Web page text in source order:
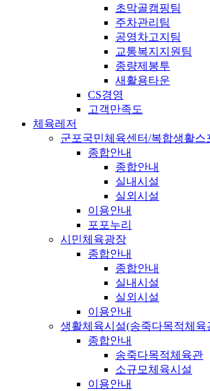
초막골캠핑팀
주차관리팀
공영차고지팀
교통복지지원팀
종량제봉투
새활용타운
CS경영
고객만족도
체육레저
군포국민체육센터/복합생활스
종합안내
종합안내
실내시설
실외시설
이용안내
포포누리
시민체육광장
종합안내
종합안내
실내시설
실외시설
이용안내
생활체육시설(송죽다목적체
종합안내
송죽다목적체육관
소규모체육시설
이용안내